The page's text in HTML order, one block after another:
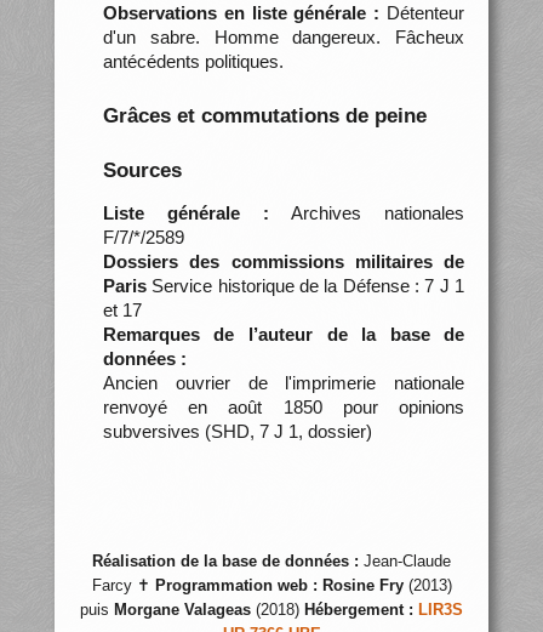
Observations en liste générale : Détenteur
d'un sabre. Homme dangereux. Fâcheux
antécédents politiques.
Grâces et commutations de peine
Sources
Liste générale : Archives nationales
F/7/*/2589
Dossiers des commissions militaires de
ParisService historique de la Défense : 7 J 1
et 17
Remarques de l’auteur de la base de
données :
Ancien ouvrier de l'imprimerie nationale
renvoyé en août 1850 pour opinions
subversives (SHD, 7 J 1, dossier)
Réalisation de la base de données : Jean-Claude
Farcy ✝ Programmation web : Rosine Fry(2013)
puis Morgane Valageas (2018) Hébergement : LIR3S